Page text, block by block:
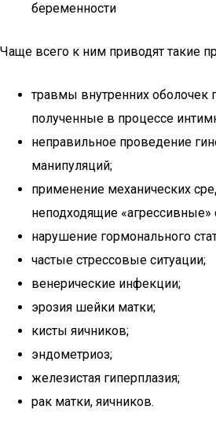
беременности
Чаще всего к ним приводят такие
травмы внутренних оболочек
полученные в процессе
неправильное проведение
манипуляций;
применение механических
неподходящие
нарушение гормонального
частые стрессовые ситуации;
венерические инфекции;
эрозия шейки матки;
кисты яичников;
эндометриоз;
железистая гиперплазия;
рак матки, яичников.